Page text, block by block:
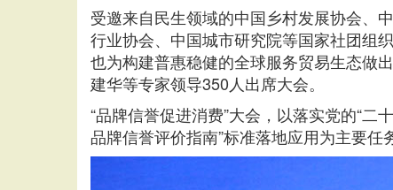
受邀来自民生领域的中国乡村发展协会、
行业协会、中国城市研究院等国家社团组
也为构建普惠稳健的全球服务贸易生态做
建华等专家领导350人出席大会。
“品牌信誉促进消费”大会，以落实党的“二
品牌信誉评价指南”标准落地应用为主要任